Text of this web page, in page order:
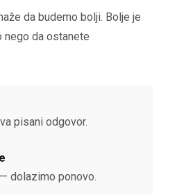
da budemo bolji. Bolje je
nego da ostanete
pisani odgovor.
dolazimo ponovo.